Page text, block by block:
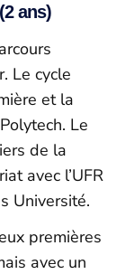
ans)
Le cycle
et la
Le
de la
avec l’UFR
Université.
premières
avec un